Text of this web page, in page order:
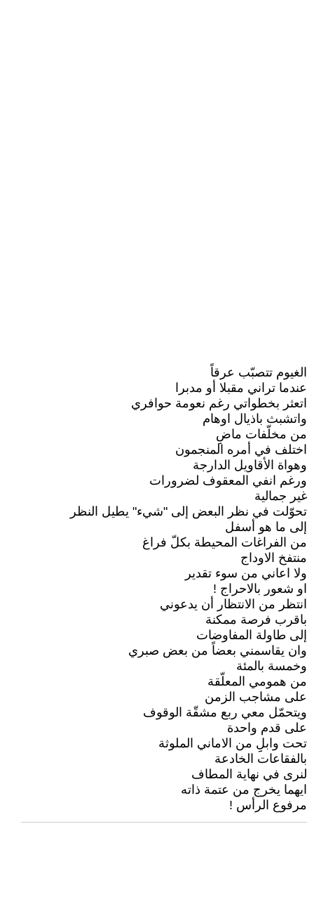
الغيوم تتصبّب عرقاً
عندما تراني مقبلا أو مدبرا
اتعثر بخطواتي رغم نعومة حوافري
واتشبث باذيال اوهام
من مخلّفات ماضِِ
اختلف في أمره المنجمون
وهواة الأقاويل الدارجة
ورغم انفي المعقوف لضرورات
غير جمالية
تحوّلت في نظر البعض إلى "شيء" يطيل النظر
إلى ما هو أسفل
من الفراغات المحيطة بكلّ فراغ
منتفخ الاوداج
ولا اعاني من سوء تقدير
او شعور بالاحراج !
انتظر من الانتظار أن يدعوني
باقرب فرصة ممكنة
إلى طاولة المفاوضات
وان يقاسمني بعضاً من بعض صبري
وخمسة بالمئة
من همومي المعلّقة
على مشاجب الزمن
ويتحمّل معي ربع مشقّة الوقوف
على قدم واحدة
تحت وابلِِ من الاماني الملوثة
بالفقاعات الخادعة
لنرى في نهاية المطاف
ايهما يخرج من عتمة ذاته
مرفوع الرأس !